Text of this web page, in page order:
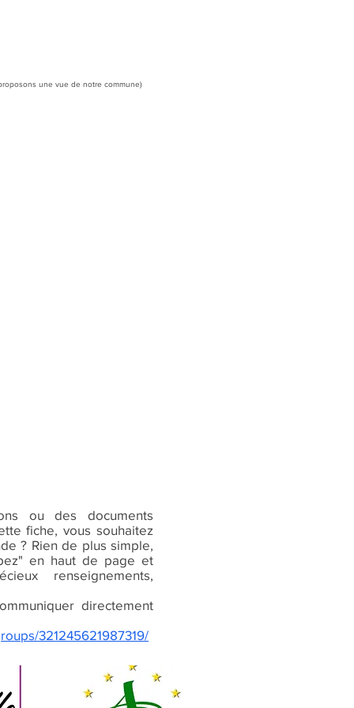
une vue de notre commune)
ou des documents
fiche, vous souhaitez
? Rien de plus simple,
en haut de page et
renseignements,
directement
321245621987319/